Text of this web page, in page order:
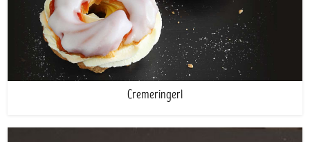
Cremeringerl